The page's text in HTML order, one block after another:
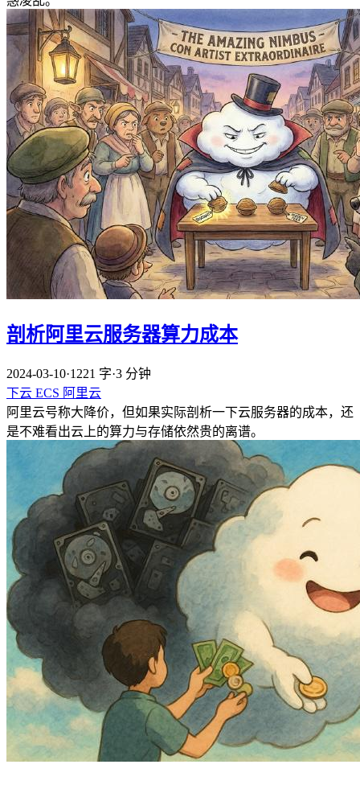
剖析阿里云服务器算力成本
2024-03-10·1221 字·3 分钟
下云 ECS 阿里云
阿里云号称大降价，但如果实际剖析一下云服务器的成本，还
是不难看出云上的算力与存储依然贵的离谱。